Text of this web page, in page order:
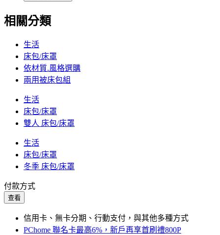
相關分類
生活
床包/床罩
依材質.風格選購
兩用被床包組
生活
床包/床罩
雙人 床包/床罩
生活
床包/床罩
冬季 床包/床罩
付款方式
查看
信用卡、無卡分期、行動支付，與其他多種方式
PChome 聯名卡最高6%，新戶再享首刷禮800P